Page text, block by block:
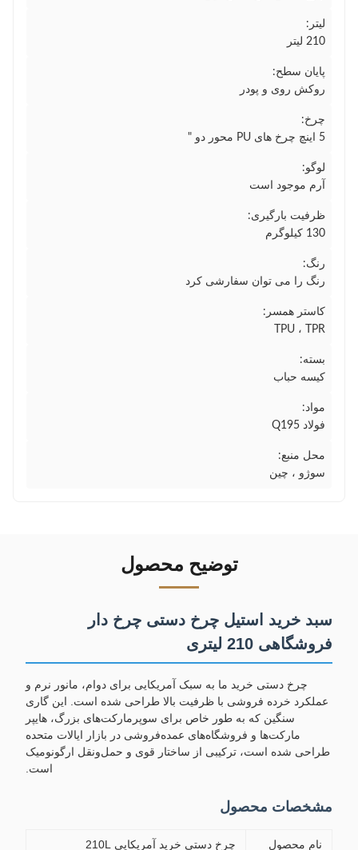
لیتر:
210 لیتر
پایان سطح:
روکش روی و پودر
چرخ:
5 اینچ چرخ های PU محور دو "
لوگو:
آرم موجود است
ظرفیت بارگیری:
130 کیلوگرم
رنگ:
رنگ را می توان سفارشی کرد
کاستر همسر:
TPU ، TPR
بسته:
کیسه حباب
مواد:
فولاد Q195
محل منبع:
سوژو ، چین
توضیح محصول
سبد خرید استیل چرخ دستی چرخ دار
فروشگاهی 210 لیتری
چرخ دستی خرید ما به سبک آمریکایی برای دوام، مانور نرم و
عملکرد خرده فروشی با ظرفیت بالا طراحی شده است. این گاری
سنگین که به طور خاص برای سوپرمارکت‌های بزرگ، هایپر
مارکت‌ها و فروشگاه‌های عمده‌فروشی در بازار ایالات متحده
طراحی شده است، ترکیبی از ساختار قوی و حمل‌ونقل ارگونومیک
است.
مشخصات محصول
نام محصول چرخ دستی خرید آمریکایی 210L